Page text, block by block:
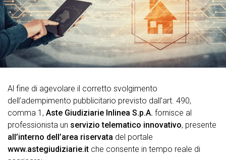
Al fine di agevolare il corretto svolgimento
dell’adempimento pubblicitario previsto dall’art. 490,
comma 1, Aste Giudiziarie Inlinea S.p.A. fornisce al
professionista un servizio telematico innovativo, presente
all’interno dell’area riservata del portale
www.astegiudiziarie.it che consente in tempo reale di